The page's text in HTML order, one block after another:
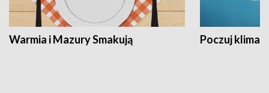
Warmia i Mazury Smakują Poczuj klimat